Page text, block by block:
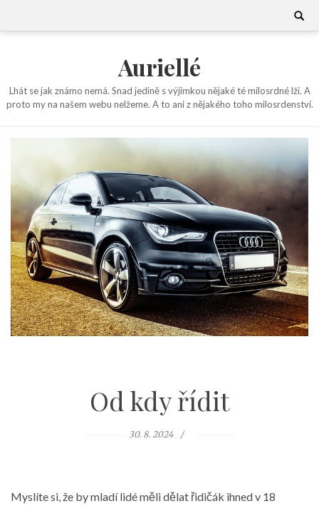
Search
Auriellé
Lhát se jak známo nemá. Snad jedině s výjimkou nějaké té milosrdné lži. A
proto my na našem webu nelžeme. A to ani z nějakého toho milosrdenství.
Od kdy řídit
30. 8. 2024
Myslíte si, že by mladí lidé měli dělat řidičák ihned v 18